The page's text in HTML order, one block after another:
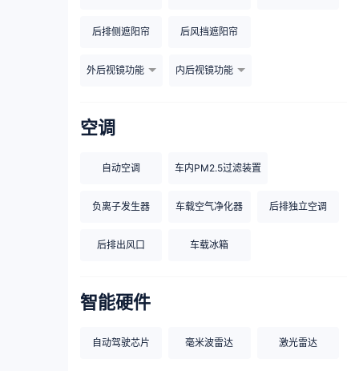
后排侧遮阳帘 后风挡遮阳帘
外后视镜功能 内后视镜功能
空调
自动空调 车内PM2.5过滤装置
负离子发生器 车载空气净化器 后排独立空调
后排出风口 车载冰箱
智能硬件
自动驾驶芯片 毫米波雷达 激光雷达